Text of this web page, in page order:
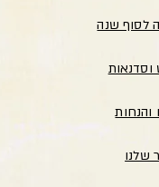
לסוף שנה
וסדנאות
והנחות
שלנו